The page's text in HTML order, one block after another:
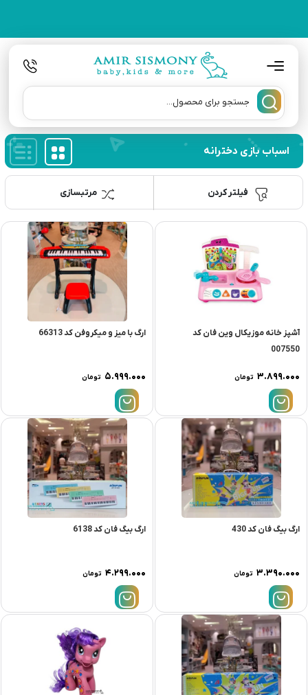
اسباب بازی دخترانه
مرتبسازی فیلتر کردن
آشپز خانه موزیکال وین فان کد
007550
۳.۸۹۹.۰۰۰ تومان
ارگ با میز و میکروفن کد 66313
۵.۹۹۹.۰۰۰ تومان
ارگ بیگ فان کد 430
۳.۳۹۰.۰۰۰ تومان
ارگ بیگ فان کد 6138
۴.۲۹۹.۰۰۰ تومان